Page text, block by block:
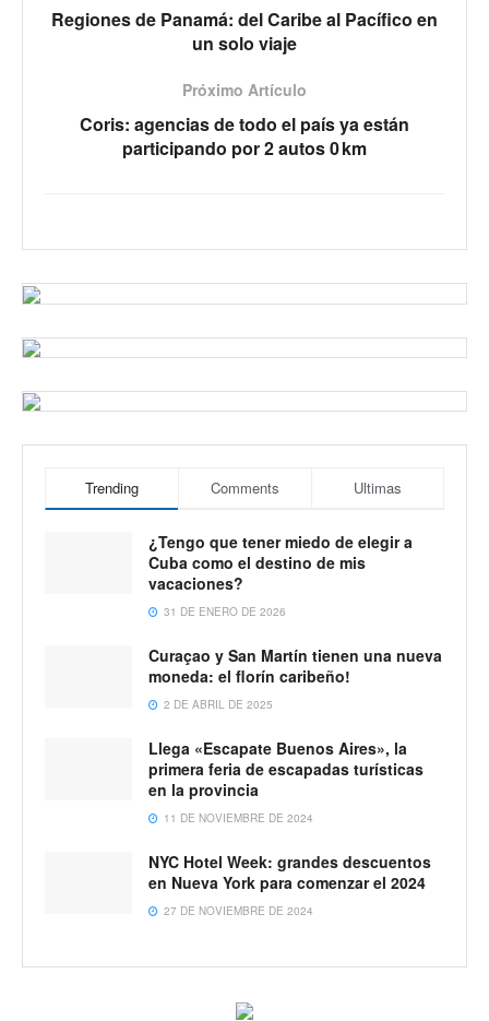
Regiones de Panamá: del Caribe al Pacífico en
un solo viaje
Próximo Artículo
Coris: agencias de todo el país ya están
participando por 2 autos 0 km
Trending Comments Ultimas
¿Tengo que tener miedo de elegir a
Cuba como el destino de mis
vacaciones?
31 DE ENERO DE 2026
Curaçao y San Martín tienen una nueva
moneda: el florín caribeño!
2 DE ABRIL DE 2025
Llega «Escapate Buenos Aires», la
primera feria de escapadas turísticas
en la provincia
11 DE NOVIEMBRE DE 2024
NYC Hotel Week: grandes descuentos
en Nueva York para comenzar el 2024
27 DE NOVIEMBRE DE 2024